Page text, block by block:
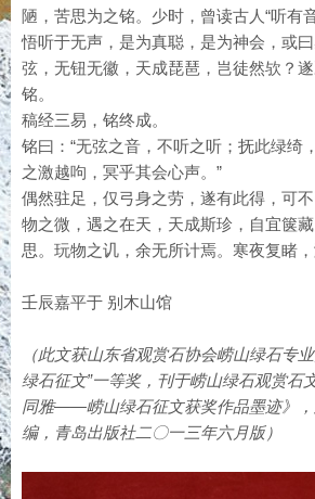
陋，苦思为之铭。少时，曾读古人“听有
悟听于无声，是为真聪，是为神会，或
弦，无钮无徽，天成琵琶，岂徒然欤？
铭。
稿经三易，铭终成。
铭曰：“无弦之音，不听之听；抚此绿绮
之激越呴，冥乎其会心声。”
偶然驻足，仅弓身之劳，遂有此得，可
物之微，遇之在天，天成斯珍，自宜箧
思。玩物之讥，余无所计焉。寒夜复睹，
壬辰嘉平于 别木山馆
（此文获山东省观赏石协会崂山绿石专
绿石征文”一等奖，刊于崂山绿石观赏石
同雅——崂山绿石征文获奖作品墨迹》
编，青岛出版社二〇一三年六月版）